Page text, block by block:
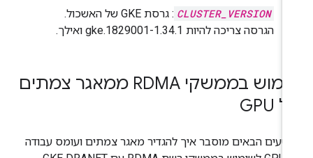
CLUSTER_VERSION
: גרסת GKE של האשכול.
הגרסה צריכה להיות 1.34.1-gke.1829001 ואילך.
שימוש בממשקי RDMA ממאגר צמתים
הבאים מוסבר איך להגדיר מאגר צמתים ועומס עבודה